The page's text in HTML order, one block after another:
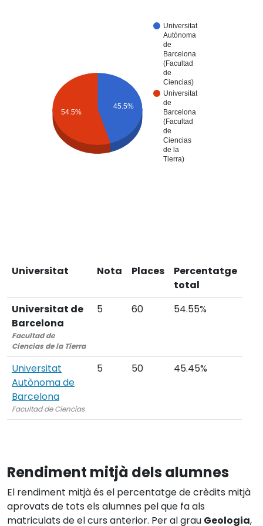
Universitat
Autònoma
de
Barcelona
(Facultad
de
Ciencias)
Universitat
de
Barcelona
(Facultad
de
Ciencias
de la
Tierra)
45.5%
54.5%
Universitat Nota Places
Percentatge
total
Universitat de
Barcelona
Facultad de
Ciencias de la Tierra
5 60 54.55%
Universitat
Autònoma de
Barcelona
Facultad de Ciencias
5 50 45.45%
Rendiment mitjà dels alumnes
El rendiment mitjà és el percentatge de crèdits mitjà
aprovats de tots els alumnes pel que fa als
matriculats de el curs anterior. Per al grau Geologia,